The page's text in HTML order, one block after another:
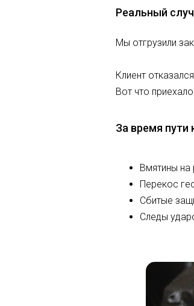
Реальный
Мы отгрузили
Клиент
Вот что
За время пути
Вмятины на
Перекос
Сбитые
Следы